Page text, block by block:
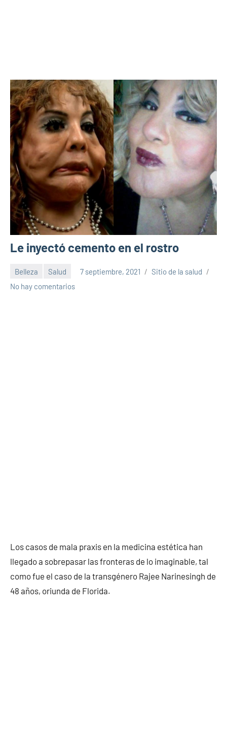
Le inyectó cemento en el rostro
Belleza Salud 7 septiembre, 2021
Sitio de la salud
No hay comentarios
Los casos de mala praxis en la medicina estética han
llegado a sobrepasar las fronteras de lo imaginable, tal
como fue el caso de la transgénero Rajee Narinesingh de
48 años, oriunda de Florida.